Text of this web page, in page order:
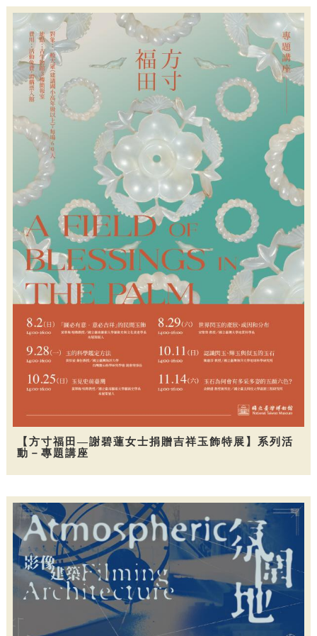
【方寸福田—謝碧蓮女士捐贈吉祥玉飾特展】系列活
動－專題講座